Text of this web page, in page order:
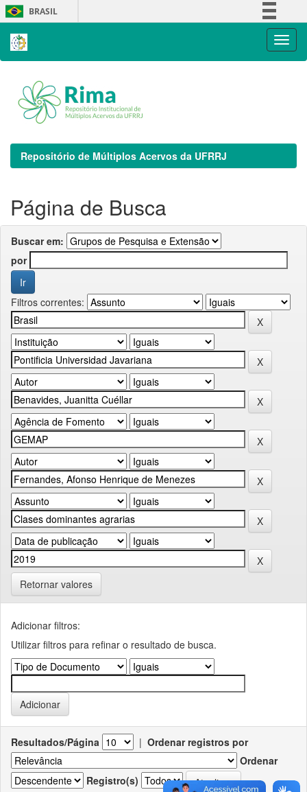
Skip
navigation
BRASIL
Repositório de Múltiplos Acervos da UFRRJ
Página de Busca
Buscar em:
por
Filtros correntes:
Retornar valores
Adicionar filtros:
Utilizar filtros para refinar o resultado de busca.
Resultados/Página | Ordenar registros por
Ordenar
Registro(s)